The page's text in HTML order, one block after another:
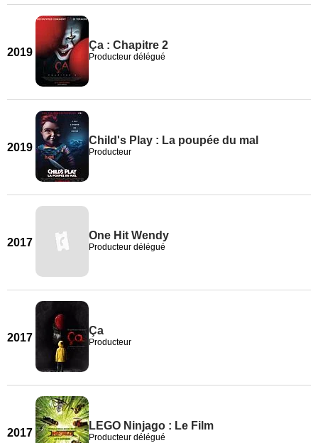
2019
Ça : Chapitre 2
Producteur délégué
2019
Child's Play : La poupée du mal
Producteur
2017
One Hit Wendy
Producteur délégué
2017
Ça
Producteur
2017
LEGO Ninjago : Le Film
Producteur délégué